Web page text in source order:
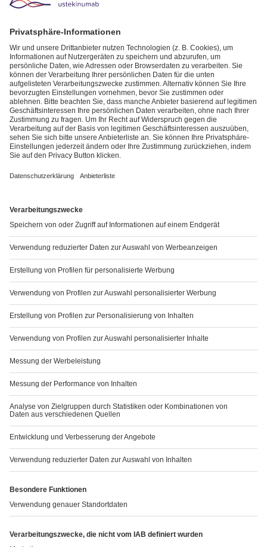
Die auf dieser Website enthaltenen
Informationen sind für Personen
bestimmt, denen Uzpruvo®
(Ustekinumab) verschrieben wurde.
Ich bestätige, dass mir Uzpruvo®verschrieben
wurde.
Uzpruvo®Packungsbeilage: Informationen
für Anwender
Meldung von Nebenwirkungen
Dies gilt auch für Nebenwirkungen, die nicht in dieser
Packungsbeilage angegeben sind.
Sie können Nebenwirkungen auch direkt dem
Bundesinstitut für Impfstoffe und biomedizinische
Arzneimittel
Paul-Ehrlich-Institut
Paul-Ehrlich-Str. 51-59, 63225 Langen
Tel: +49 6103 77 0
anzeigen.
Indem Sie Nebenwirkungen melden, können Sie dazu
Kontakt
Falls Sie weitere Informationen über dieses